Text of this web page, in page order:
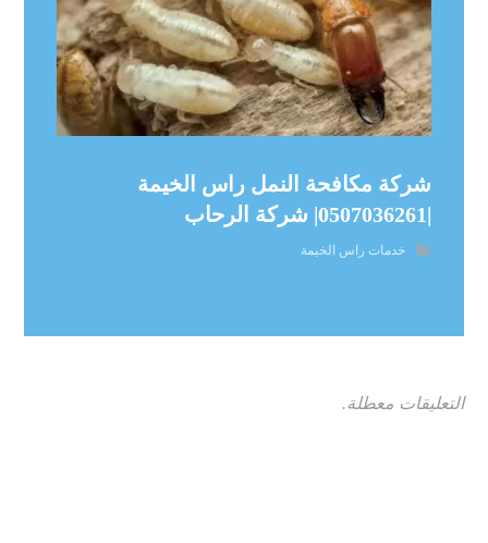
شركة مكافحة النمل راس الخيمة
|0507036261| شركة الرحاب
خدمات راس الخيمة
التعليقات معطلة.